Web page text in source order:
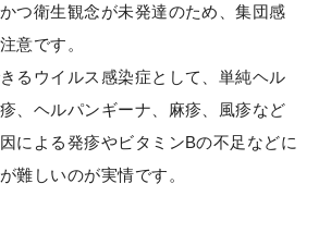
つ衛生観念が未発達のため、集団感
意です。
るウイルス感染症として、単純ヘル
、ヘルパンギーナ、麻疹、風疹など
による発疹やビタミンBの不足などに
難しいのが実情です。